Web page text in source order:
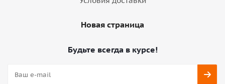
Новая страница
Будьте всегда в курсе!